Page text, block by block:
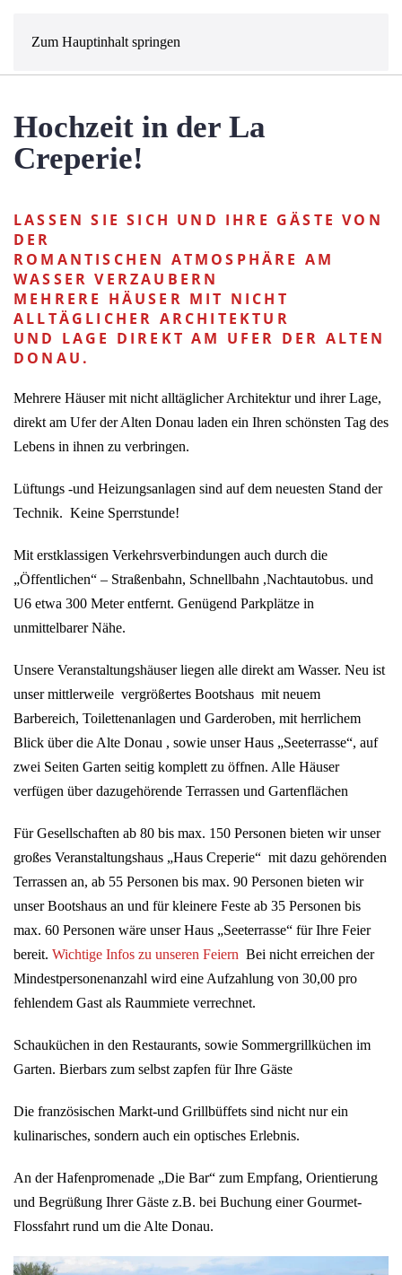
Zum Hauptinhalt springen
Hochzeit in der La
Creperie!
LASSEN SIE SICH UND IHRE GÄSTE VON
DER
ROMANTISCHEN ATMOSPHÄRE AM
WASSER VERZAUBERN
MEHRERE HÄUSER MIT NICHT
ALLTÄGLICHER ARCHITEKTUR
UND LAGE DIREKT AM UFER DER ALTEN
DONAU.
Mehrere Häuser mit nicht alltäglicher Architektur und ihrer Lage,
direkt am Ufer der Alten Donau laden ein Ihren schönsten Tag des
Lebens in ihnen zu verbringen.
Lüftungs -und Heizungsanlagen sind auf dem neuesten Stand der
Technik. Keine Sperrstunde!
Mit erstklassigen Verkehrsverbindungen auch durch die
„Öffentlichen“ – Straßenbahn, Schnellbahn ,Nachtautobus. und
U6 etwa 300 Meter entfernt. Genügend Parkplätze in
unmittelbarer Nähe.
Unsere Veranstaltungshäuser liegen alle direkt am Wasser. Neu ist
unser mittlerweile vergrößertes Bootshaus mit neuem
Barbereich, Toilettenanlagen und Garderoben, mit herrlichem
Blick über die Alte Donau , sowie unser Haus „Seeterrasse“, auf
zwei Seiten Garten seitig komplett zu öffnen. Alle Häuser
verfügen über dazugehörende Terrassen und Gartenflächen
Für Gesellschaften ab 80 bis max. 150 Personen bieten wir unser
großes Veranstaltungshaus „Haus Creperie“ mit dazu gehörenden
Terrassen an, ab 55 Personen bis max. 90 Personen bieten wir
unser Bootshaus an und für kleinere Feste ab 35 Personen bis
max. 60 Personen wäre unser Haus „Seeterrasse“ für Ihre Feier
bereit. Wichtige Infos zu unseren Feiern Bei nicht erreichen der
Mindestpersonenanzahl wird eine Aufzahlung von 30,00 pro
fehlendem Gast als Raummiete verrechnet.
Schauküchen in den Restaurants, sowie Sommergrillküchen im
Garten. Bierbars zum selbst zapfen für Ihre Gäste
Die französischen Markt-und Grillbüffets sind nicht nur ein
kulinarisches, sondern auch ein optisches Erlebnis.
An der Hafenpromenade „Die Bar“ zum Empfang, Orientierung
und Begrüßung Ihrer Gäste z.B. bei Buchung einer Gourmet-
Flossfahrt rund um die Alte Donau.